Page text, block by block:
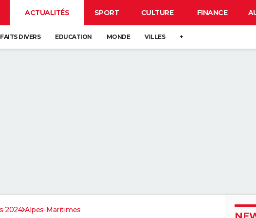
ACTUALITÉS SPORT CULTURE FINANCE
FAITS DIVERS EDUCATION MONDE VILLES +
2024 Alpes-Maritimes